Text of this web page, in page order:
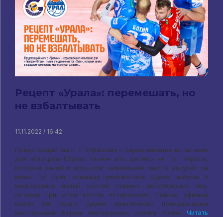
Рецепт «Урала»: перемешать, но
не взбалтывать
11.11.2022 / 16:42
Предстоящий матч с «Уралом» – серьезнейшее испытание
для «Газпром-Югры». Нынче это далеко не тот «Урал»,
который занял в прошлом чемпионате место аккурат за
нами. По сути, команда умножилась вдвое, набрав в
межсезонье новый состав главных действующих лиц,
оставив при этом костяк «старичков». Сейчас уфимцы
могли бы играть двумя практически полноценными
шестерками. Берем «ветеранов»: связка Роман Читать